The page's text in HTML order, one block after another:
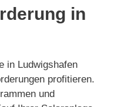
in
in Ludwigshafen
profitieren.
und